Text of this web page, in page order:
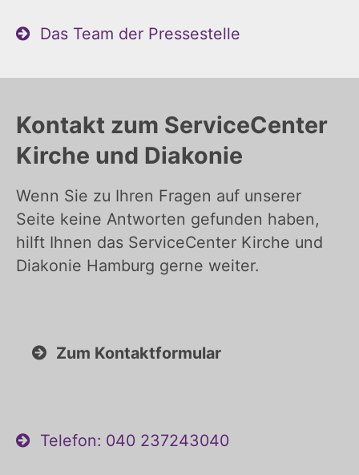
Das Team der Pressestelle
Kontakt zum ServiceCenter
Kirche und Diakonie
Wenn Sie zu Ihren Fragen auf unserer
Seite keine Antworten gefunden haben,
hilft Ihnen das ServiceCenter Kirche und
Diakonie Hamburg gerne weiter.
Zum Kontaktformular
Telefon: 040 237243040